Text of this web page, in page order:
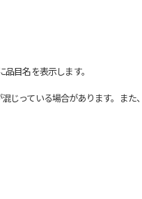
目名を表示します。
っている場合があります。また